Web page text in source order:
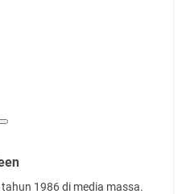
1986 di media massa.